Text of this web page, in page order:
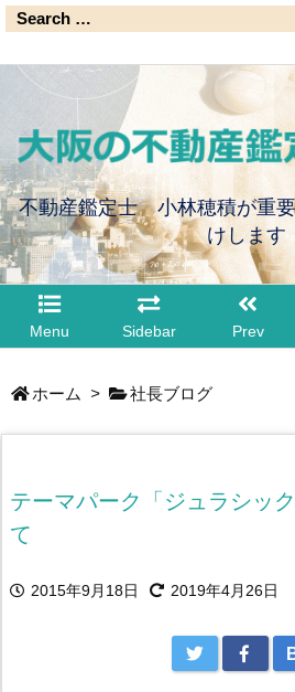
不動産鑑定士 小林穂積が重
けします
Menu Sidebar Prev
ホーム > 社長ブログ
テーマパーク「ジュラシッ
て
2015年9月18日 2019年4月26日